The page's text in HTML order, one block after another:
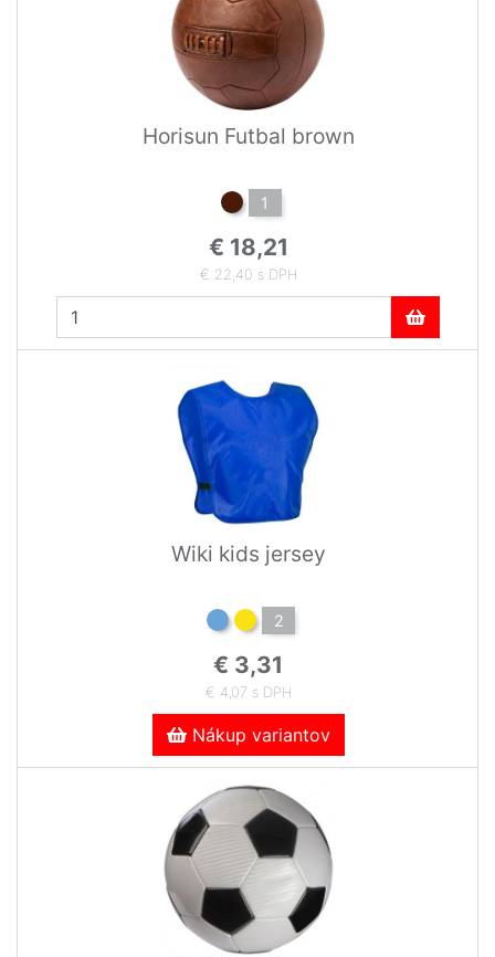
Horisun Futbal brown
1
€ 18,21
€ 22,40 s DPH
Wiki kids jersey
2
€ 3,31
€ 4,07 s DPH
Nákup variantov